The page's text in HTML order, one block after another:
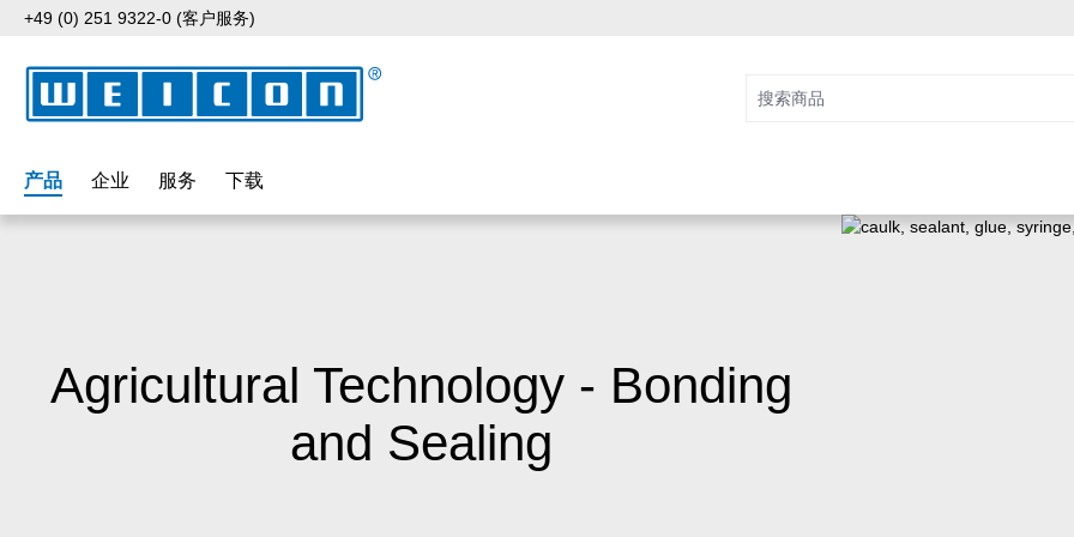
to main content
Skip to search
Skip to main navigation
+49 (0) 251 9322-0 (客户服务)
产品 企业 服务 下载
Agricultural Technology - Bonding
and Sealing